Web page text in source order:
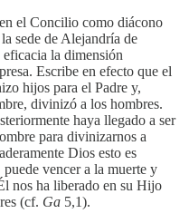
el Concilio como diácono
sede de Alejandría de
la dimensión
Escribe en efecto que el
hijos para el Padre y,
divinizó a los hombres.
haya llegado a ser
para divinizarnos a
Dios esto es
vencer a la muerte y
nos ha liberado en su Hijo
(cf. Ga 5,1).